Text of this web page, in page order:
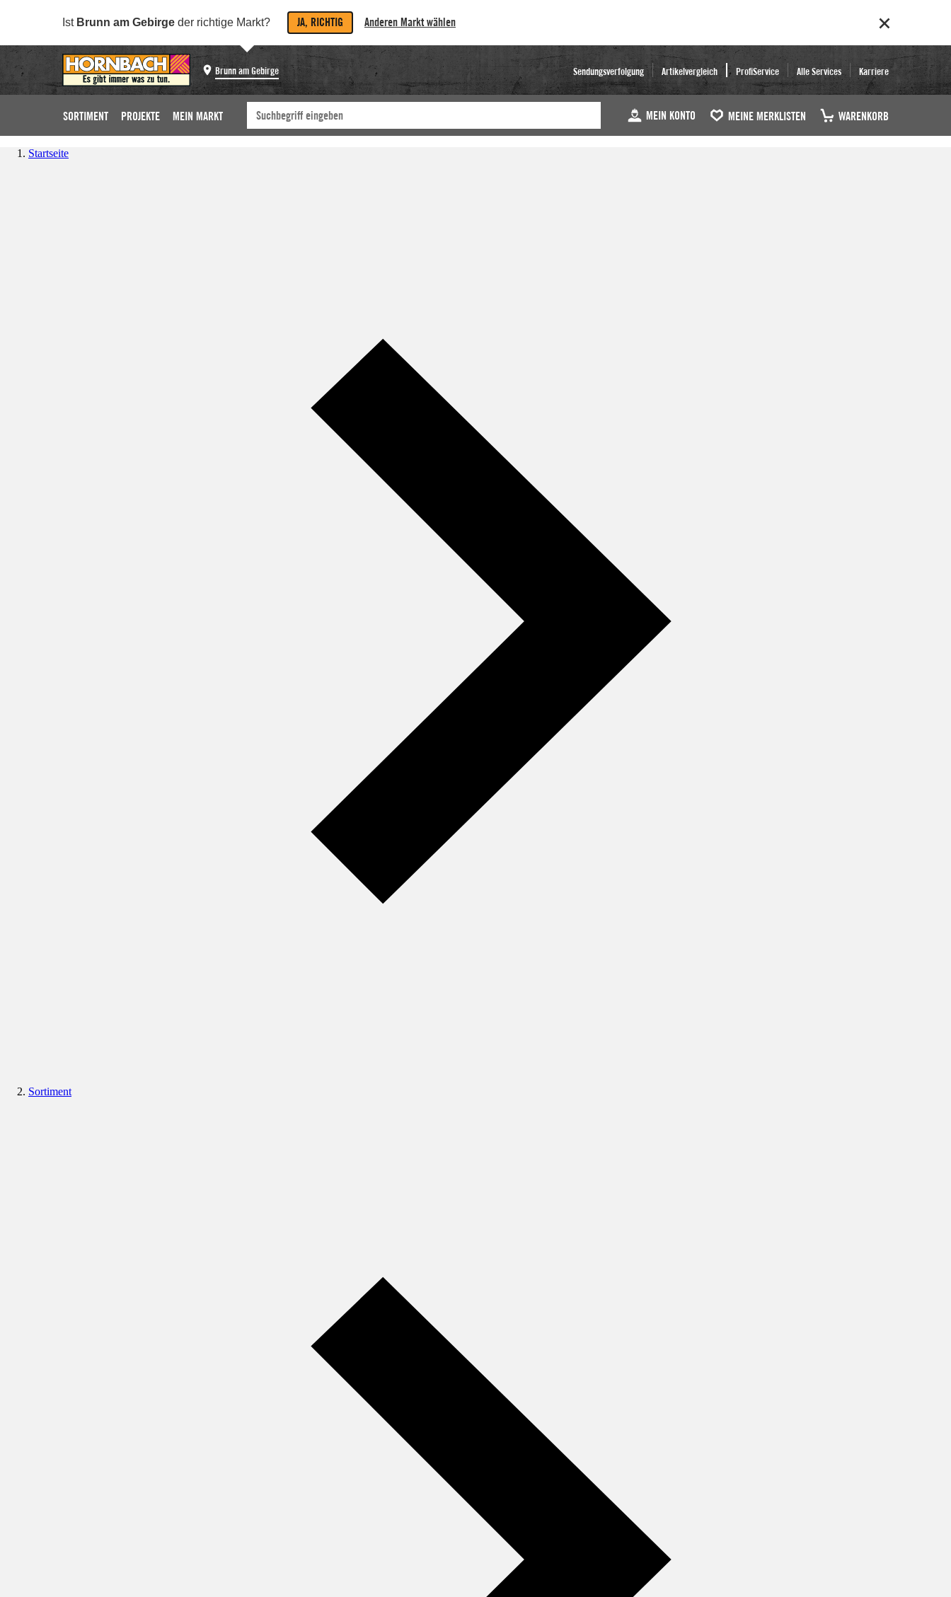
Ist Brunn am Gebirge der richtige Markt? JA, RICHTIG Anderen Markt wählen
Brunn am Gebirge Sendungsverfolgung Artikelvergleich ProfiService Alle Services Karriere
SORTIMENT PROJEKTE MEIN MARKT MEIN KONTO MEINE MERKLISTEN WARENKORB
Startseite
Sortiment